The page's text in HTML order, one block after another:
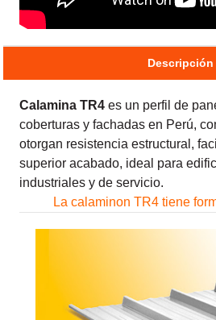
Descripción
Calamina TR4 es un perfil de
coberturas y fachadas en Perú,
otorgan resistencia estructural,
superior acabado, ideal para
industriales y de servicio.
La calaminon TR4 tiene